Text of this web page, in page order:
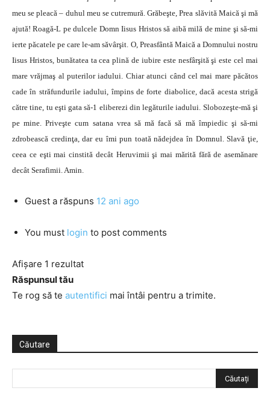
meu se pleacă – duhul meu se cutremură. Grăbeşte, Prea slăvită Maică şi mă
ajută! Roagă-L pe dulcele Domn Iisus Hristos să aibă milă de mine şi să-mi
ierte păcatele pe care le-am săvârşit. O, Preasfântă Maică a Domnului nostru
Iisus Hristos, bunătatea ta cea plină de iubire este nesfârşită şi este cel mai
mare vrăjmaş al puterilor iadului. Chiar atunci când cel mai mare păcătos
cade în străfundurile iadului, împins de forte diabolice, dacă acesta strigă
către tine, tu eşti gata să-1 eliberezi din legăturile iadului. Slobozeşte-mă şi
pe mine. Priveşte cum satana vrea să mă facă să mă împiedic şi să-mi
zdrobească credinţa, dar eu îmi pun toată nădejdea în Domnul. Slavă ţie,
ceea ce eşti mai cinstită decât Heruvimii şi mai mărită fără de asemănare
decât Serafimii. Amin.
Guest a răspuns 12 ani ago
You must login to post comments
Afișare 1 rezultat
Răspunsul tău
Te rog să te autentifici mai întâi pentru a trimite.
Căutare